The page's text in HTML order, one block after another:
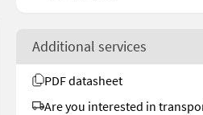
Additional services
PDF datasheet
Are you interested in